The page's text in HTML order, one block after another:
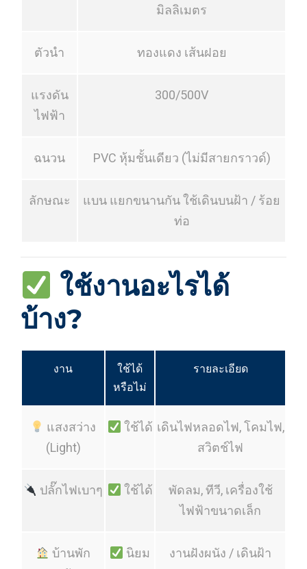
มิลลิเมตร
ตัวนำ ทองแดง เส้นฝอย
แรงดัน
ไฟฟ้า
300/500V
ฉนวน PVC หุ้มชั้นเดียว (ไม่มีสายกราวด์)
ลักษณะ
แบน แยกขนานกัน ใช้เดินบนฝ้า / ร้อย
ท่อ
ใช้งานอะไรได้
บ้าง?
งาน
ใช้ได้
หรือไม่
รายละเอียด
แสงสว่าง
(Light)
ใช้ได้ เดินไฟหลอดไฟ, โคมไฟ,
สวิตช์ไฟ
ปลั๊กไฟเบาๆ ใช้ได้
พัดลม, ทีวี, เครื่องใช้
ไฟฟ้าขนาดเล็ก
บ้านพัก
นิยม
งานฝังผนัง / เดินฝ้า